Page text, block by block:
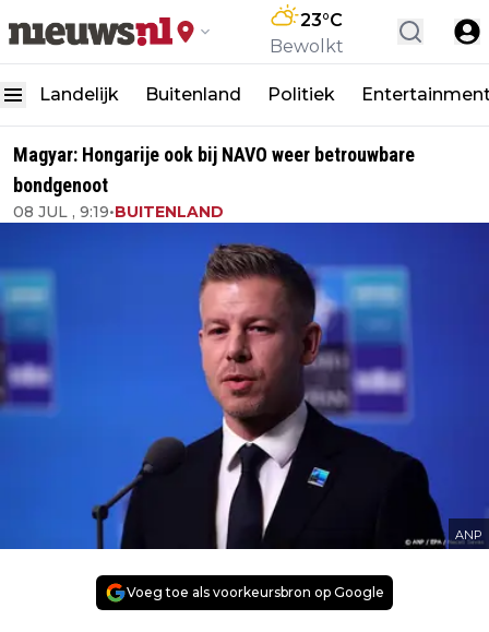
23°C
Bewolkt
Landelijk Buitenland Politiek
Magyar: Hongarije ook bij NAVO weer betrouwbare
bondgenoot
08 JUL , 9:19•BUITENLAND
ANP
Voeg toe als voorkeursbron op Google